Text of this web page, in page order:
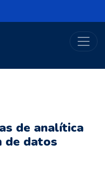
Colombia
de analítica
de datos